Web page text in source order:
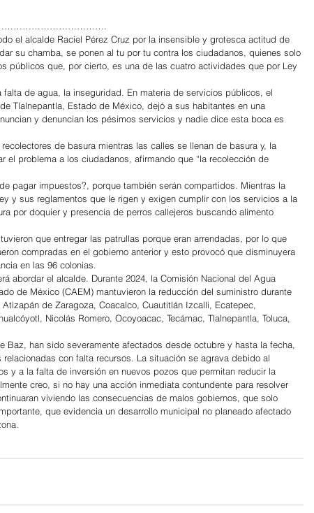
el alcalde Raciel Pérez Cruz por la insensible y grotesca actitud de
su chamba, se ponen al tu por tu contra los ciudadanos, quienes solo
públicos que, por cierto, es una de las cuatro actividades que por Ley
de agua, la inseguridad. En materia de servicios públicos, el
Tlalnepantla, Estado de México, dejó a sus habitantes en una
y denuncian los pésimos servicios y nadie dice esta boca es
de basura mientras las calles se llenan de basura y, la
el problema a los ciudadanos, afirmando que “la recolección de
pagar impuestos?, porque también serán compartidos. Mientras la
y sus reglamentos que le rigen y exigen cumplir con los servicios a la
por doquier y presencia de perros callejeros buscando alimento
que entregar las patrullas porque eran arrendadas, por lo que
compradas en el gobierno anterior y esto provocó que disminuyera
en las 96 colonias.
abordar el alcalde. Durante 2024, la Comisión Nacional del Agua
de México (CAEM) mantuvieron la reducción del suministro durante
de Zaragoza, Coacalco, Cuautitlán Izcalli, Ecatepec,
Nicolás Romero, Ocoyoacac, Tecámac, Tlalnepantla, Toluca,
Baz, han sido severamente afectados desde octubre y hasta la fecha,
con falta recursos. La situación se agrava debido al
y a la falta de inversión en nuevos pozos que permitan reducir la
creo, si no hay una acción inmediata contundente para resolver
viviendo las consecuencias de malos gobiernos, que solo
que evidencia un desarrollo municipal no planeado afectado